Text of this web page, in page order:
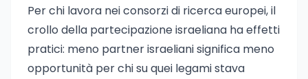
Per chi lavora nei consorzi di ricerca europei, il
crollo della partecipazione israeliana ha effetti
pratici: meno partner israeliani significa meno
opportunità per chi su quei legami stava